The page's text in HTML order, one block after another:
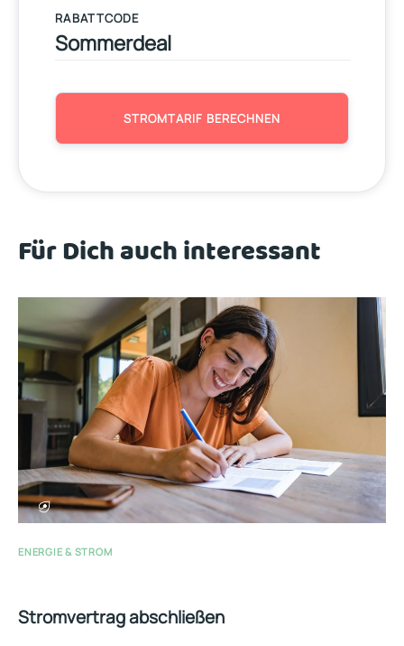
RABATTCODE
STROMTARIF BERECHNEN
Für Dich auch interessant
ENERGIE & STROM
Stromvertrag abschließen